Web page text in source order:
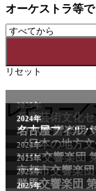
オーケストラ等で
リセット
レビュー
2025年
兵庫芸術文化
2011年
NHK交響楽団
2024年
名古屋フィル
〈日本の地方文
2024年
NHK交響楽団
2025年
京都市交響楽
2025年
群馬交響楽団
2025年